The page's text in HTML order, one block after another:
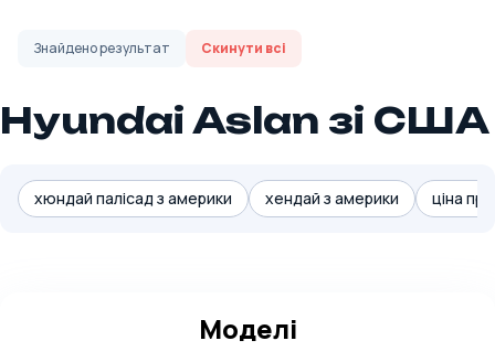
Знайденорезультат Скинути всі
Hyundai Aslan зі США
хюндай палісад з америки хендай з америки ціна
Моделі